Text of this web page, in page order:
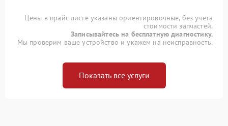
Цены в прайс-листе указаны ориентировочные, без учета
стоимости запчастей.
Записывайтесь на бесплатную диагностику.
Мы проверим ваше устройство и укажем на неисправность.
Показать все услуги